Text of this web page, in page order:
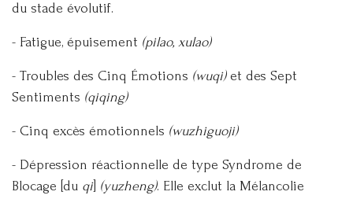
du stade évolutif.
- Fatigue, épuisement (pilao, xulao)
- Troubles des Cinq Émotions (wuqi)et des Sept
Sentiments (qiqing)
- Cinq excès émotionnels (wuzhiguoji)
- Dépression réactionnelle de type Syndrome de
Blocage [du qi] (yuzheng). Elle exclut la Mélancolie